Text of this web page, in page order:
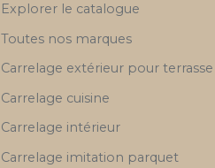
Explorer le catalogue
Toutes nos marques
Carrelage extérieur pour terrasse
Carrelage cuisine
Carrelage intérieur
Carrelage imitation parquet